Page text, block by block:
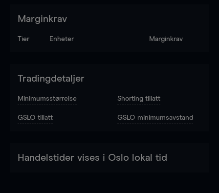
Marginkrav
Tier Enheter Marginkrav
Tradingdetaljer
Minimumsstørrelse Shorting tillatt
GSLO tillatt GSLO minimumsavstand
Handelstider vises i Oslo lokal tid